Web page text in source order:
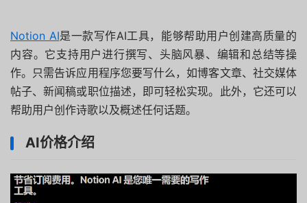
Notion AI是一款写作AI工具，能够帮助用户创建高质量的
内容。它支持用户进行撰写、头脑风暴、编辑和总结等操
作。只需告诉应用程序您要写什么，如博客文章、社交媒体
帖子、新闻稿或职位描述，即可轻松实现。此外，它还可以
帮助用户创作诗歌以及概述任何话题。
AI价格介绍